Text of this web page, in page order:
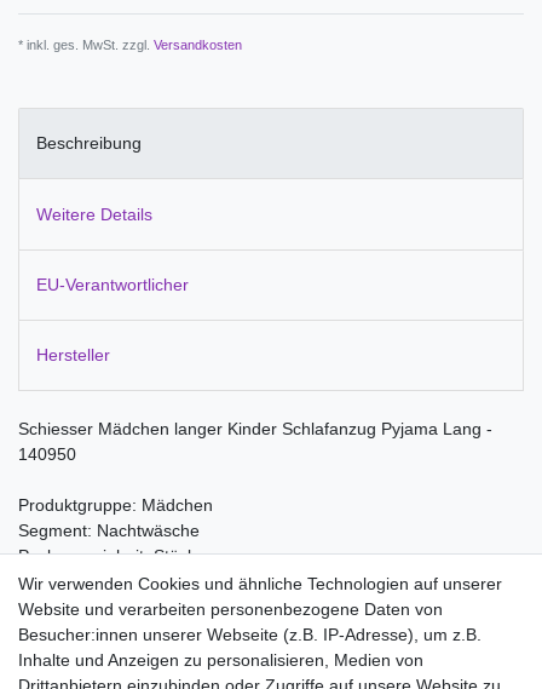
* inkl. ges. MwSt. zzgl. Versandkosten
Beschreibung
Weitere Details
EU-Verantwortlicher
Hersteller
Schiesser Mädchen langer Kinder Schlafanzug Pyjama Lang -
140950
Produktgruppe: Mädchen
Segment: Nachtwäsche
Packungseinheit: Stück
Material:
100% Baumwolle
Wir verwenden Cookies und ähnliche Technologien auf unserer
Website und verarbeiten personenbezogene Daten von
Besucher:innen unserer Webseite (z.B. IP-Adresse), um z.B.
Inhalte und Anzeigen zu personalisieren, Medien von